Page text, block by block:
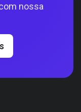
nossa